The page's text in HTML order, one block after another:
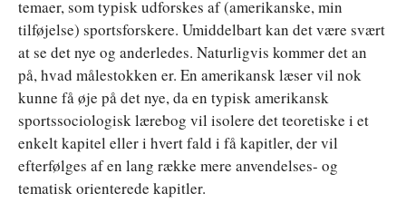
temaer, som typisk udforskes af (amerikanske, min
tilføjelse) sportsforskere. Umiddelbart kan det være svært
at se det nye og anderledes. Naturligvis kommer det an
på, hvad målestokken er. En amerikansk læser vil nok
kunne få øje på det nye, da en typisk amerikansk
sportssociologisk lærebog vil isolere det teoretiske i et
enkelt kapitel eller i hvert fald i få kapitler, der vil
efterfølges af en lang række mere anvendelses- og
tematisk orienterede kapitler.